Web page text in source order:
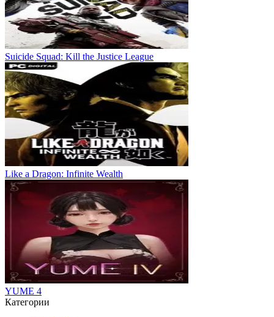
Suicide Squad: Kill the Justice League
Like a Dragon: Infinite Wealth
YUME 4
Категории